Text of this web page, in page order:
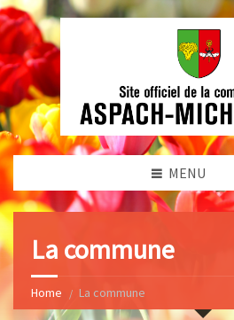
MENU
La commune
Home La commune